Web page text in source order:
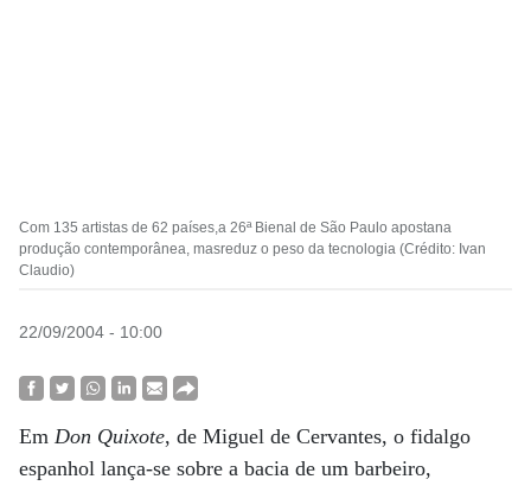
Com 135 artistas de 62 países,a 26ª Bienal de São Paulo apostana
produção contemporânea, masreduz o peso da tecnologia (Crédito: Ivan
Claudio)
22/09/2004 - 10:00
Em Don Quixote, de Miguel de Cervantes, o fidalgo
espanhol lança-se sobre a bacia de um barbeiro,